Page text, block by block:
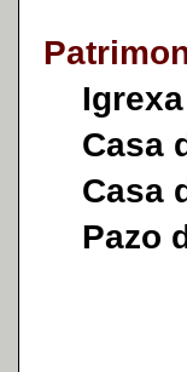
Igrexa
Casa
Casa
Pazo